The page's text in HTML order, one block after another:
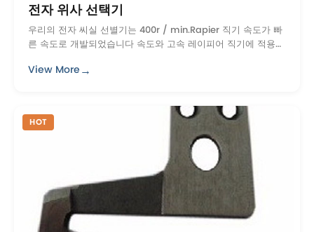
전자 위사 선택기
우리의 전자 씨실 선별기는 400r / min.Rapier 직기 속도가 빠
른 속도로 개발되었습니다 속도와 고속 레이피어 직기에 적용
View More→
HOT